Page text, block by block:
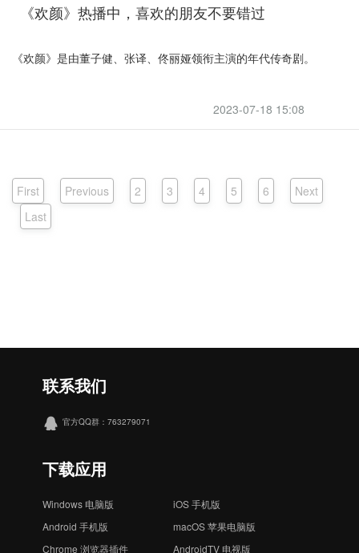
《欢颜》热播中，喜欢的朋友不要错过
《欢颜》是由董子健、张译、佟丽娅领衔主演的年代传奇剧。
2023-07-18 15:08
First Previous 2 3 4 5 6
Next
Last
联系我们
官方QQ群：763279071
下载应用
Windows 电脑版
iOS 手机版
Android 手机版
macOS 苹果电脑版
Chrome 浏览器插件
AndroidTV 电视版